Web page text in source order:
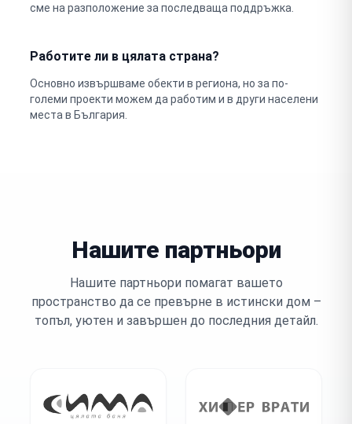
сме на разположение за последваща поддръжка.
Работите ли в цялата страна?
Основно извършваме обекти в региона, но за по-
големи проекти можем да работим и в други населени
места в България.
Нашите партньори
Нашите партньори помагат вашето
пространство да се превърне в истински дом –
топъл, уютен и завършен до последния детайл.